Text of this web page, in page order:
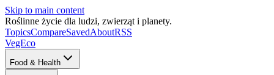
Skip to main content
Roślinne życie dla ludzi, zwierząt i planety.
TopicsCompareSavedAboutRSS
VegEco
Food & Health